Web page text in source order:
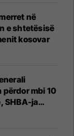
në
e shtetësisë
kosovar
përdor mbi 10
SHBA-ja
në